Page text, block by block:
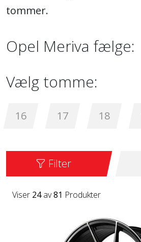
tommer.
Opel Meriva fælge:
Vælg tomme:
16 17 18
Filter
Viser 24av81 Produkter